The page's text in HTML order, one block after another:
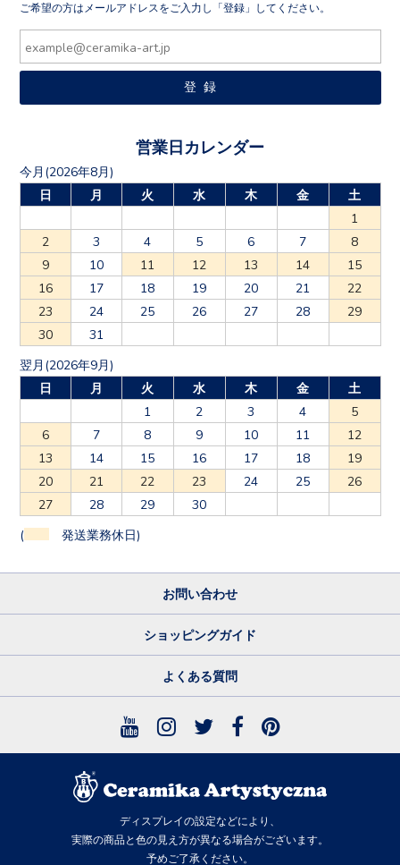
日
月 火 水 木 金
土
1
2
3 4 5 6 7
8
9
10 11 12 13 14
15
16
17 18 19 20 21
22
23
24 25 26 27 28
29
30
31
翌月(2026年9月)
日
月 火 水 木 金
土
1
2 3 4
5
6
7 8 9 10 11
12
13
14 15 16 17 18
19
20
21 22 23 24 25
26
27
28 29 30
実際の商品と色の見え方が異なる場合がございます。
予めご了承ください。